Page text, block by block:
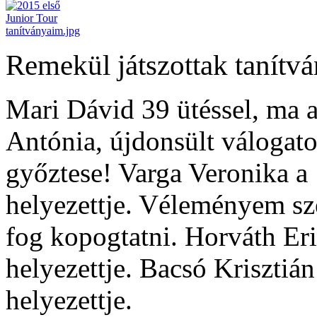
Remekül játszottak
Mari Dávid 39 ütéssel, ma
Antónia, újdonsült
győztese! Varga Veronika
helyezettje. Véleményem
fog kopogtatni. Horváth
helyezettje. Bacsó
helyezettje.